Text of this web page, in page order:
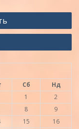
Сб
Нд
1
2
8
9
15
16